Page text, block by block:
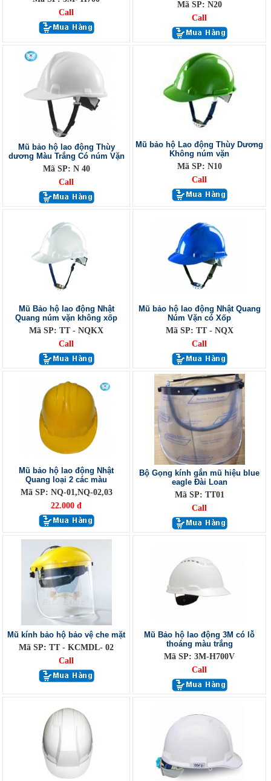
Call
Mã SP: N20
Call
Mũ bảo hộ lao động Thùy
dương Màu Trắng Có núm Vặn
Mã SP: N 40
Call
Mũ bảo hộ Lao động Thùy Dương
Không núm vặn
Mã SP: N10
Call
Mũ Bảo hộ lao động Nhật
Quang núm vặn không xốp
Mã SP: TT - NQKX
Call
Mũ bảo hộ lao động Nhật Quang
Núm Vặn có Xốp
Mã SP: TT - NQX
Call
Mũ bảo hộ lao động Nhật
Quang loại 2 các màu
Mã SP: NQ-01,NQ-02,03
22.000 đ
Bộ Gọng kính gắn mũ hiệu blue
eagle Đài Loan
Mã SP: TT01
Call
Mũ kính bảo hộ bảo vệ che mặt
Mã SP: TT - KCMDL- 02
Call
Mũ Bảo hộ lao động 3M có lỗ
thoáng màu trắng
Mã SP: 3M-H700V
Call